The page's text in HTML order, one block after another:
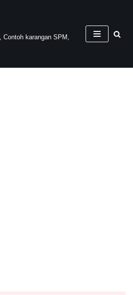
Contoh karangan SPM,